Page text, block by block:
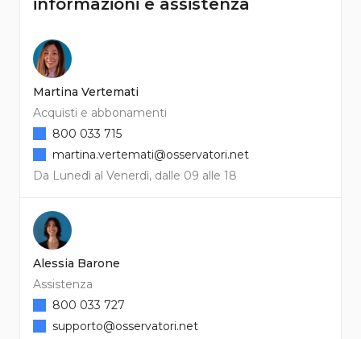
informazioni e assistenza
Martina Vertemati
Acquisti e abbonamenti
Da Lunedì al Venerdì, dalle 09 alle 18
800 033 715
martina.vertemati@osservatori.net
Alessia Barone
Assistenza
800 033 727
supporto@osservatori.net